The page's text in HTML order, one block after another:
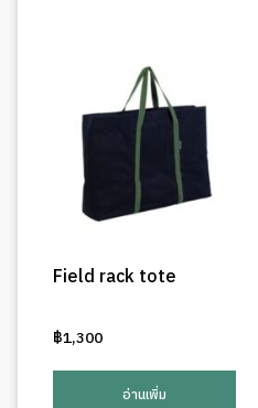
Field rack tote
฿1,300
อ่านเพิ่ม